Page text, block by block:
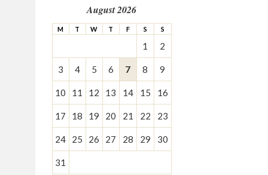
August 2026
M T W T F S S
1 2
3 4 5 6 7 8 9
10 11 12 13 14 15 16
17 18 19 20 21 22 23
24 25 26 27 28 29 30
31